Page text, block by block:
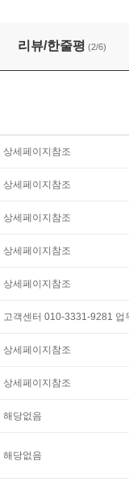
라지자 510g 2개 향초
리뷰/한줄평 (2/6)
상세페이지참조
상세페이지참조
상세페이지참조
상세페이지참조
상세페이지참조
고객센터 010-3331-9281
상세페이지참조
상세페이지참조
해당없음
해당없음